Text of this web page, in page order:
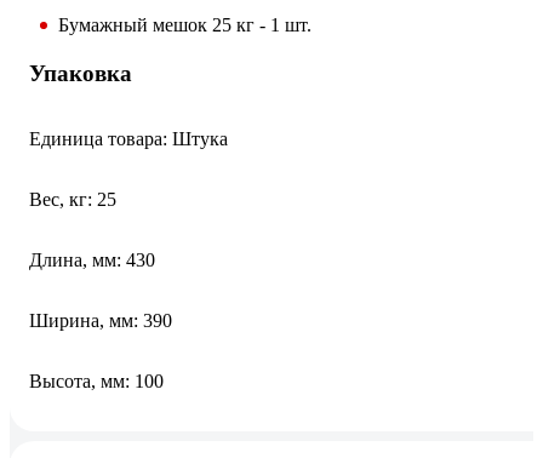
Бумажный мешок 25 кг - 1 шт.
Упаковка
Единица товара: Штука
Вес, кг: 25
Длина, мм: 430
Ширина, мм: 390
Высота, мм: 100